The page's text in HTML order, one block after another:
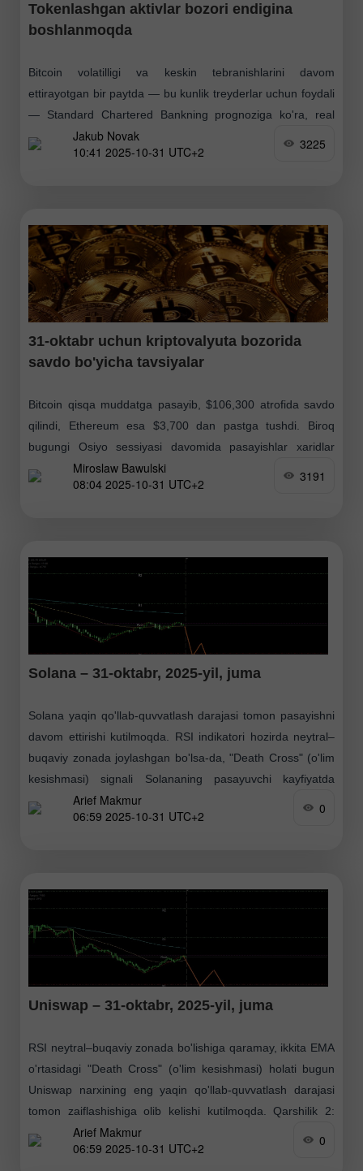
Tokenlashgan aktivlar bozori endigina
boshlanmoqda
Bitcoin volatilligi va keskin tebranishlarini davom
ettirayotgan bir paytda — bu kunlik treyderlar uchun foydali
— Standard Chartered Bankning prognoziga ko'ra, real
aktivlarning (RWA) tokenlashgan bozori kapitalizatsiyasi
(stablecoinlardan tashqari) 2028-yilga
Jakub Novak
10:41 2025-10-31 UTC+2
3225
31-oktabr uchun kriptovalyuta bozorida
savdo bo'yicha tavsiyalar
Bitcoin qisqa muddatga pasayib, $106,300 atrofida savdo
qilindi, Ethereum esa $3,700 dan pastga tushdi. Biroq
bugungi Osiyo sessiyasi davomida pasayishlar xaridlar
bilan qoplandi. Texnik manzarani va savdo rejasini tahlil
qilishdan
Miroslaw Bawulski
08:04 2025-10-31 UTC+2
3191
Solana – 31-oktabr, 2025-yil, juma
Solana yaqin qo'llab-quvvatlash darajasi tomon pasayishni
davom ettirishi kutilmoqda. RSI indikatori hozirda neytral–
buqaviy zonada joylashgan bo'lsa-da, "Death Cross" (o'lim
kesishmasi) signali Solananing pasayuvchi kayfiyatda
qolishini ko'rsatmoqda. Qarshilik 2: 205.90 Qarshilik
Arief Makmur
06:59 2025-10-31 UTC+2
0
Uniswap – 31-oktabr, 2025-yil, juma
RSI neytral–buqaviy zonada bo'lishiga qaramay, ikkita EMA
o'rtasidagi "Death Cross" (o'lim kesishmasi) holati bugun
Uniswap narxining eng yaqin qo'llab-quvvatlash darajasi
tomon zaiflashishiga olib kelishi kutilmoqda. Qarshilik 2:
6.692 QarshilikArief Makmur
06:59 2025-10-31 UTC+2
0